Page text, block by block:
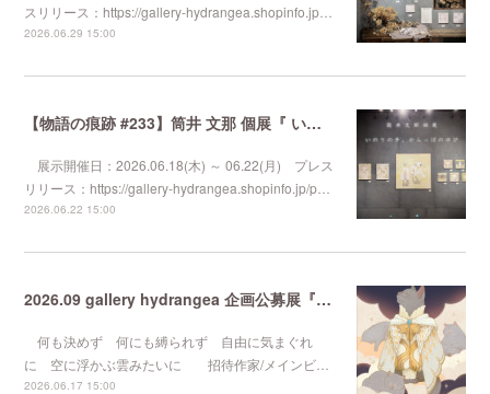
スリリース：https://gallery-hydrangea.shopinfo.jp…
2026.06.29 15:00
【物語の痕跡 #233】筒井 文那 個展『 いのりの手、からっぽのゆび 』
展示開催日：2026.06.18(木) ～ 06.22(月) プレス
リリース：https://gallery-hydrangea.shopinfo.jp/p…
2026.06.22 15:00
2026.09 gallery hydrangea 企画公募展『 気まぐれなるままに 』
何も決めず 何にも縛られず 自由に気まぐれ
に 空に浮かぶ雲みたいに 招待作家/メインビ…
2026.06.17 15:00